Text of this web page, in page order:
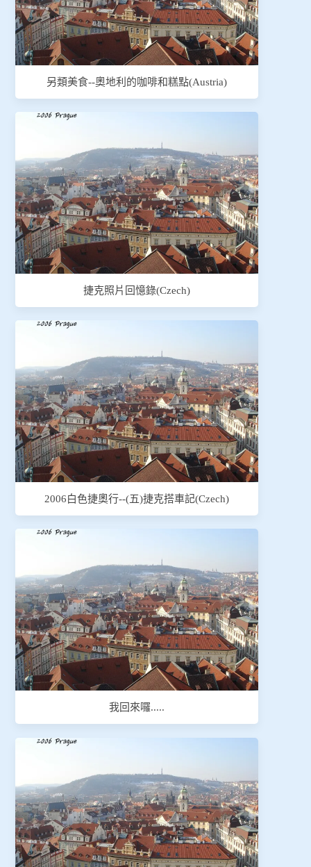
另類美食--奧地利的咖啡和糕點(Austria)
捷克照片回憶錄(Czech)
2006白色捷奧行--(五)捷克搭車記(Czech)
我回來囉.....